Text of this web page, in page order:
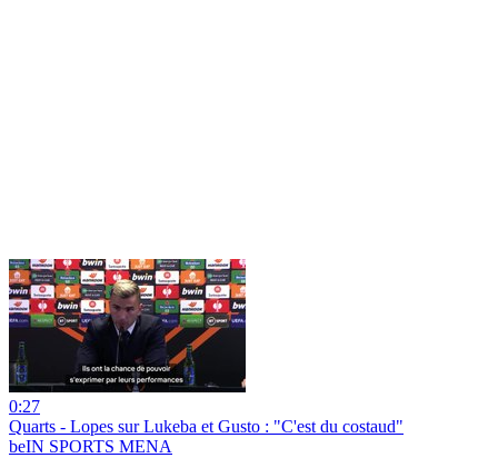
0:27
Quarts - Lopes sur Lukeba et Gusto : "C'est du costaud"
beIN SPORTS MENA